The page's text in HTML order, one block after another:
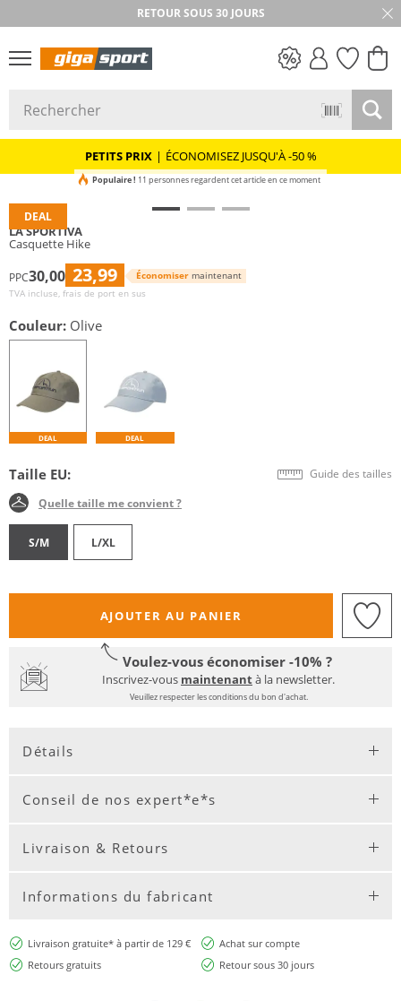
RETOUR SOUS 30 JOURS
PETITS PRIX | ÉCONOMISEZ JUSQU'À -50 %
DEAL
Populaire ! 11 personnes regardent cet article en ce moment
LA SPORTIVA
Casquette Hike
PPC30,00 23,99 Économiser maintenant
TVA incluse, frais de port en sus
Couleur: Olive
DEAL DEAL
Taille EU: Guide des tailles
Quelle taille me convient ?
S/M L/XL
AJOUTER AU PANIER
Voulez-vous économiser -10% ?
Inscrivez-vous maintenantà la newsletter.
Veuillez respecter les conditions du bon d'achat.
Détails
Conseil de nos expert*e*s
Livraison & Retours
Informations du fabricant
Livraison gratuite* à partir de 129 €
Achat sur compte
Retours gratuits
Retour sous 30 jours